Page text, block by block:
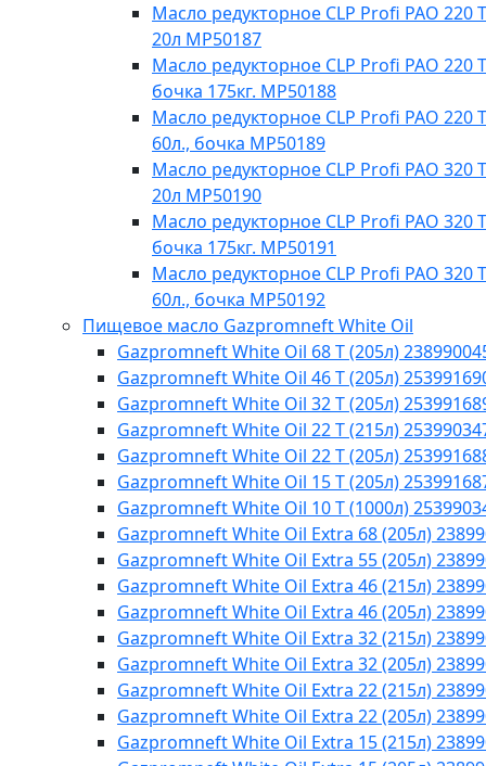
Масло редукторное CLP Profi PAO 220
20л MP50187
Масло редукторное CLP Profi PAO 220
бочка 175кг. МР50188
Масло редукторное CLP Profi PAO 220
60л., бочка МР50189
Масло редукторное CLP Profi PAO 320
20л МР50190
Масло редукторное CLP Profi PAO 320
бочка 175кг. МР50191
Масло редукторное CLP Profi PAO 320
60л., бочка МР50192
Пищевое масло Gazpromneft White Oil
Gazpromneft White Oil 68 T (205л)
Gazpromneft White Oil 46 T (205л)
Gazpromneft White Oil 32 T (205л)
Gazpromneft White Oil 22 T (215л)
Gazpromneft White Oil 22 T (205л)
Gazpromneft White Oil 15 T (205л)
Gazpromneft White Oil 10 T (1000л)
Gazpromneft White Oil Extra 68 (205л)
Gazpromneft White Oil Extra 55 (205л)
Gazpromneft White Oil Extra 46 (215л)
Gazpromneft White Oil Extra 46 (205л)
Gazpromneft White Oil Extra 32 (215л)
Gazpromneft White Oil Extra 32 (205л)
Gazpromneft White Oil Extra 22 (215л)
Gazpromneft White Oil Extra 22 (205л)
Gazpromneft White Oil Extra 15 (215л)